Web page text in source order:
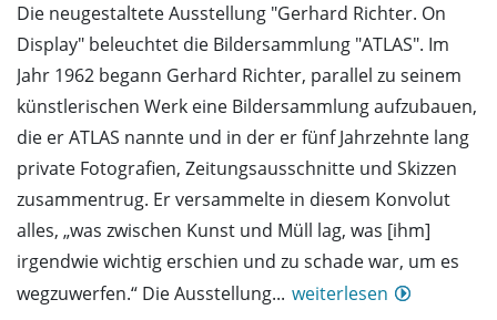
Die neugestaltete Ausstellung "Gerhard Richter. On
Display" beleuchtet die Bildersammlung "ATLAS". Im
Jahr 1962 begann Gerhard Richter, parallel zu seinem
künstlerischen Werk eine Bildersammlung aufzubauen,
die er ATLAS nannte und in der er fünf Jahrzehnte lang
private Fotografien, Zeitungsausschnitte und Skizzen
zusammentrug. Er versammelte in diesem Konvolut
alles, „was zwischen Kunst und Müll lag, was [ihm]
irgendwie wichtig erschien und zu schade war, um es
wegzuwerfen.“ Die Ausstellung... weiterlesen